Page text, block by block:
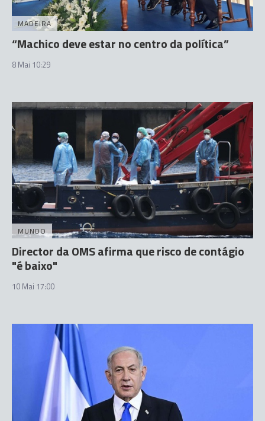
MADEIRA
“Machico deve estar no centro da política”
8 Mai 10:29
MUNDO
Director da OMS afirma que risco de contágio
"é baixo"
10 Mai 17:00